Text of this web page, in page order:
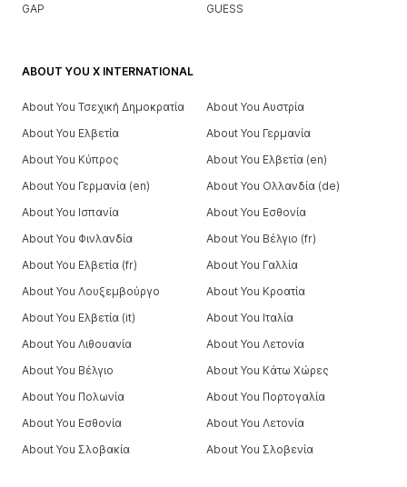
GAP
GUESS
ABOUT YOU X INTERNATIONAL
About You Τσεχική Δημοκρατία
About You Αυστρία
About You Ελβετία
About You Γερμανία
About You Κύπρος
About You Ελβετία (en)
About You Γερμανία (en)
About You Ολλανδία (de)
About You Ισπανία
About You Εσθονία
About You Φινλανδία
About You Βέλγιο (fr)
About You Ελβετία (fr)
About You Γαλλία
About You Λουξεμβούργο
About You Κροατία
About You Ελβετία (it)
About You Ιταλία
About You Λιθουανία
About You Λετονία
About You Βέλγιο
About You Κάτω Χώρες
About You Πολωνία
About You Πορτογαλία
About You Εσθονία
About You Λετονία
About You Σλοβακία
About You Σλοβενία